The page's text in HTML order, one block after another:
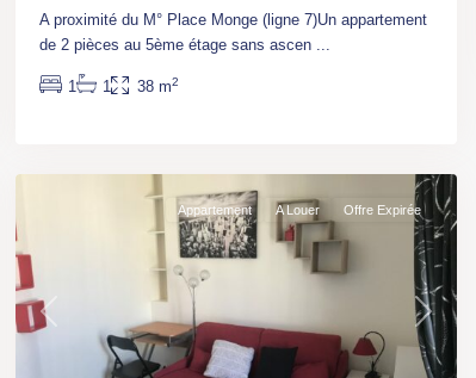
A proximité du M° Place Monge (ligne 7)Un appartement
de 2 pièces au 5ème étage sans ascen ...
1 1 38 m2
M°
Voltaire
Paris,
Previous Next
Appartement A Louer Offre Expirée